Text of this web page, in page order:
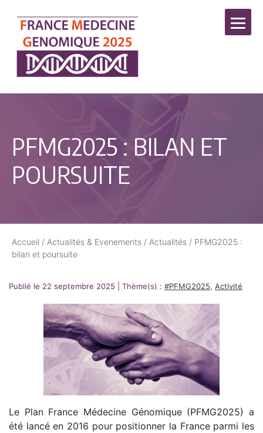
PFMG2025 : BILAN ET
POURSUITE
Accueil / Actualités & Evenements / Actualités / PFMG2025 :
bilan et poursuite
Publié le 22 septembre 2025 Thème(s) : #PFMG2025, Activité
Le Plan France Médecine Génomique (PFMG2025) a
été lancé en 2016 pour positionner la France parmi les